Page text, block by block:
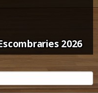
2026